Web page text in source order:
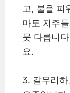
고, 불을 피
마토 지주
뭇 다릅니
요.
3. 갈무리